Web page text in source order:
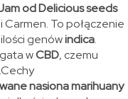
od Delicious seeds
Carmen. To połączenie
genówindica.
wCBD, czemu
nasiona marihuany